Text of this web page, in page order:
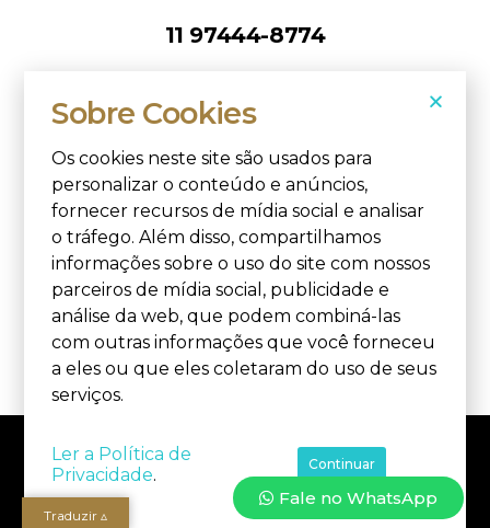
11 97444-8774
Segue lá
© 2021. Jorny Cristiano. CNPJ: 36.828.712/0001-40.
Todos os direitos reservados.
Termos e condições | Política de privacidade . Feito com
muito
Traduzir ▵
Sobre Cookies
Os cookies neste site são usados para
personalizar o conteúdo e anúncios,
fornecer recursos de mídia social e analisar
o tráfego. Além disso, compartilhamos
informações sobre o uso do site com nossos
parceiros de mídia social, publicidade e
análise da web, que podem combiná-las
com outras informações que você forneceu
a eles ou que eles coletaram do uso de seus
serviços.
Ler a Política de
Privacidade.
Continuar
Fale no WhatsApp